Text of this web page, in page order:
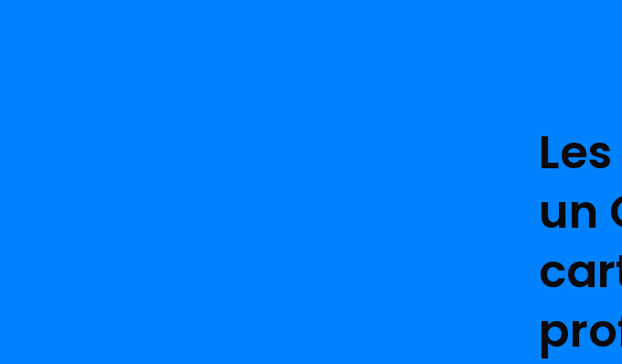
un